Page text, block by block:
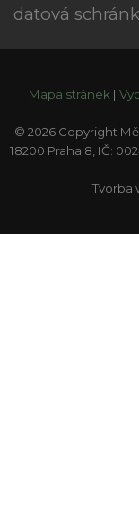
datová
Mapa stránek |
© 2026 Copyright
18200 Praha 8, IČ:
Tvorba